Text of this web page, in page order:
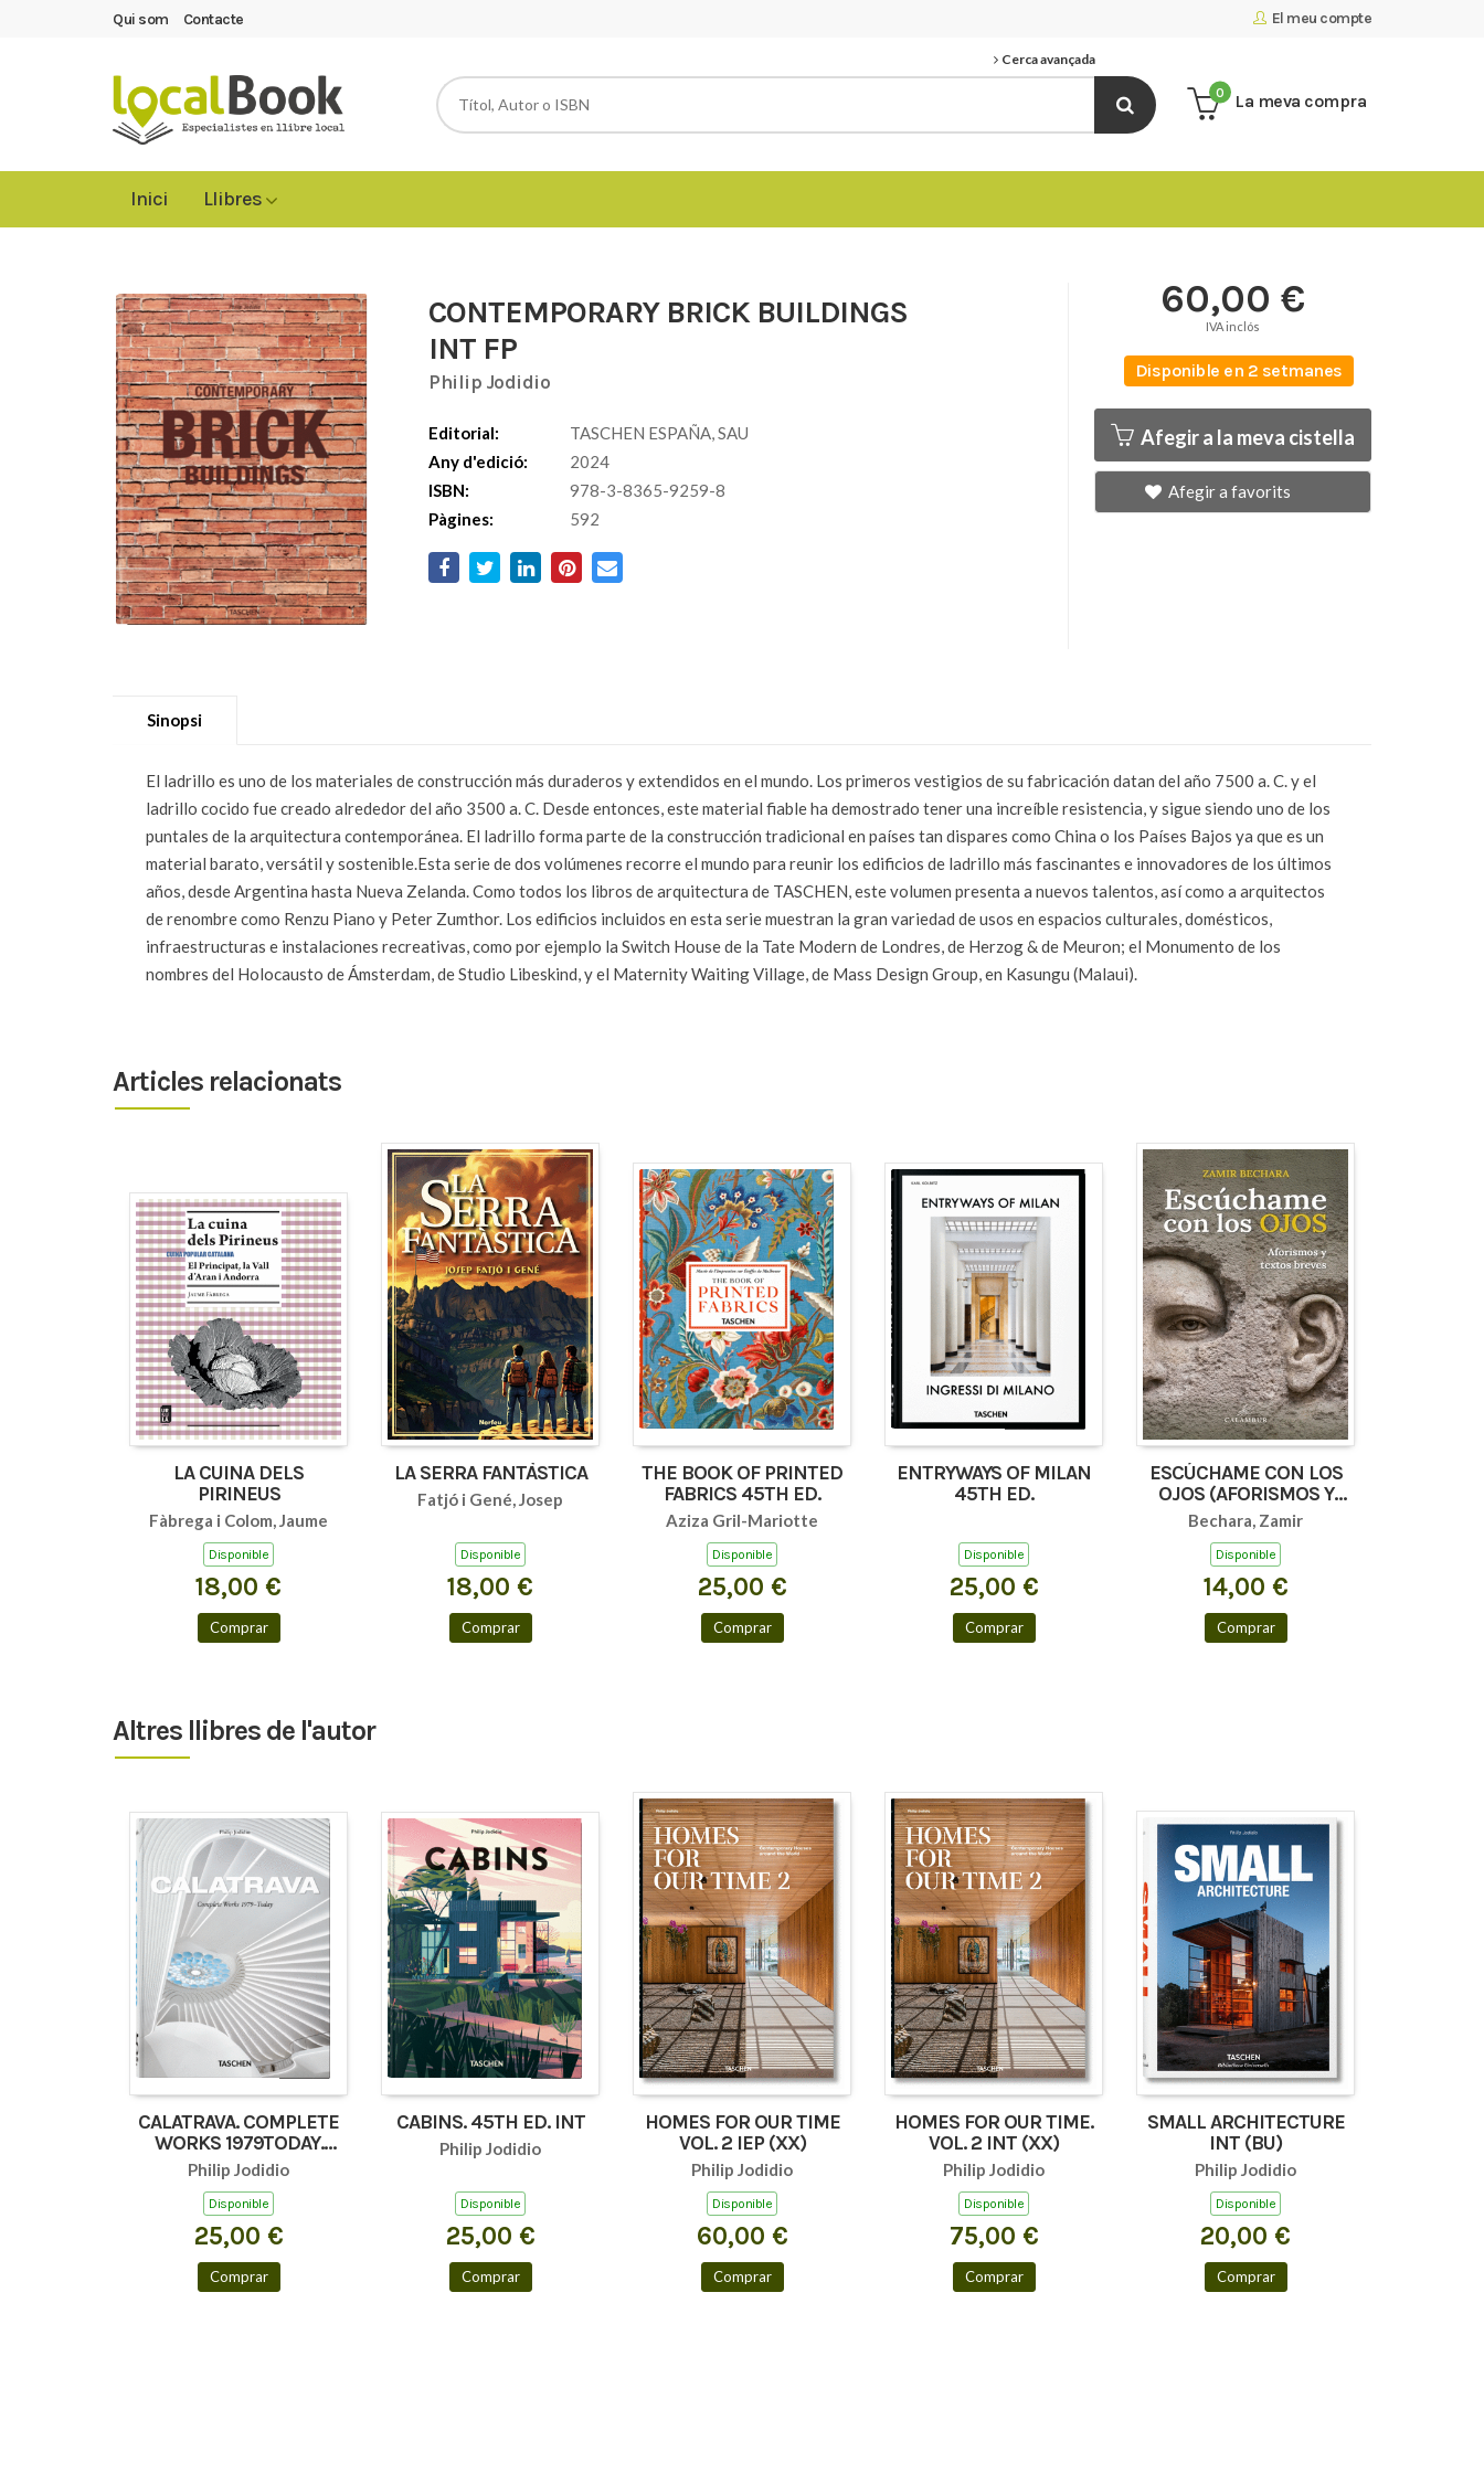
El meu compte
Qui som Contacte
Cerca avançada
La meva compra
0
Inici Llibres
CONTEMPORARY BRICK BUILDINGS
INT FP
Philip Jodidio
Editorial:
TASCHEN ESPAÑA, SAU
Any d'edició:
2024
ISBN:
978-3-8365-9259-8
Pàgines:
592
60,00 €
IVA inclós
Disponible en 2 setmanes
Afegir a la meva cistella
Afegir a favorits
Sinopsi
El ladrillo es uno de los materiales de construcción más duraderos y extendidos en el mundo. Los primeros vestigios de su fabricación datan del año 7500 a. C. y el
ladrillo cocido fue creado alrededor del año 3500 a. C. Desde entonces, este material fiable ha demostrado tener una increíble resistencia, y sigue siendo uno de los
puntales de la arquitectura contemporánea. El ladrillo forma parte de la construcción tradicional en países tan dispares como China o los Países Bajos ya que es un
material barato, versátil y sostenible.Esta serie de dos volúmenes recorre el mundo para reunir los edificios de ladrillo más fascinantes e innovadores de los últimos
años, desde Argentina hasta Nueva Zelanda. Como todos los libros de arquitectura de TASCHEN, este volumen presenta a nuevos talentos, así como a arquitectos
de renombre como Renzu Piano y Peter Zumthor. Los edificios incluidos en esta serie muestran la gran variedad de usos en espacios culturales, domésticos,
infraestructuras e instalaciones recreativas, como por ejemplo la Switch House de la Tate Modern de Londres, de Herzog & de Meuron; el Monumento de los
nombres del Holocausto de Ámsterdam, de Studio Libeskind, y el Maternity Waiting Village, de Mass Design Group, en Kasungu (Malaui).
Articles relacionats
LA CUINA DELS
PIRINEUS
Fàbrega i Colom, Jaume
Disponible
18,00 €
Comprar
LA SERRA FANTÀSTICA
Fatjó i Gené, Josep
Disponible
18,00 €
Comprar
THE BOOK OF PRINTED
FABRICS 45TH ED.
Aziza Gril-Mariotte
Disponible
25,00 €
Comprar
ENTRYWAYS OF MILAN
45TH ED.
Disponible
25,00 €
Comprar
ESCÚCHAME CON LOS
OJOS (AFORISMOS Y
TEXTOS BREVES)
Bechara, Zamir
Disponible
14,00 €
Comprar
Altres llibres de l'autor
CALATRAVA. COMPLETE
WORKS 1979TODAY.
45TH ED.
Philip Jodidio
Disponible
25,00 €
Comprar
CABINS. 45TH ED. INT
Philip Jodidio
Disponible
25,00 €
Comprar
HOMES FOR OUR TIME
VOL. 2 IEP (XX)
Philip Jodidio
Disponible
60,00 €
Comprar
HOMES FOR OUR TIME.
VOL. 2 INT (XX)
Philip Jodidio
Disponible
75,00 €
Comprar
SMALL ARCHITECTURE
INT (BU)
Philip Jodidio
Disponible
20,00 €
Comprar